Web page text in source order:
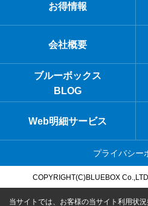
お得情報
会社概要
ブルーボックス
BLOG
Web明細サービス
プライバシー
COPYRIGHT(C)BLUEBOX
当サイトでは、お客様の当サイト利用状